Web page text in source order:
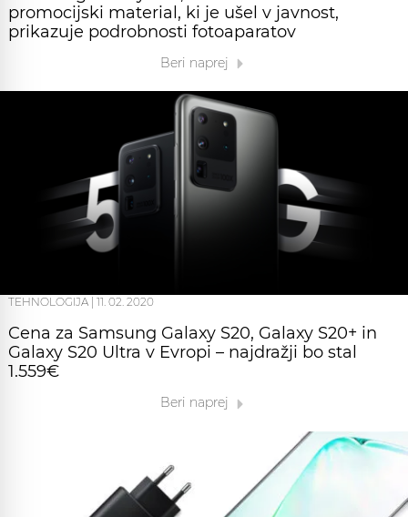
promocijski material, ki je ušel v javnost,
prikazuje podrobnosti fotoaparatov
Beri naprej
TEHNOLOGIJA 11. 02. 2020
Cena za Samsung Galaxy S20, Galaxy S20+ in
Galaxy S20 Ultra v Evropi – najdražji bo stal
1.559€
Beri naprej